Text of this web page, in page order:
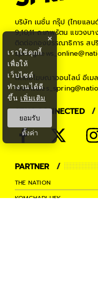
บริษัท เนชั่น กรุ๊ป (ไทยแล
9,10,11 ถ.เทพรัตน แขวงบ
ติดต่อกองบรรณาธิการ สป
ติดต่อโฆษณาออนไลน์ อีเม
STAY CONNECTED
PARTNER
THE NATION
KOMCHADLUEK
×
เราใช้คุกกี้
เพื่อให้
เว็บไซต์
ทำงานได้ดี
ขึ้น เพิ่มเติม
ยอมรับ
ตั้งค่า